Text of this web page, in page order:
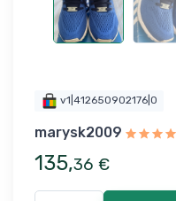
v1|412650902176|0
marysk2009
135,36 €